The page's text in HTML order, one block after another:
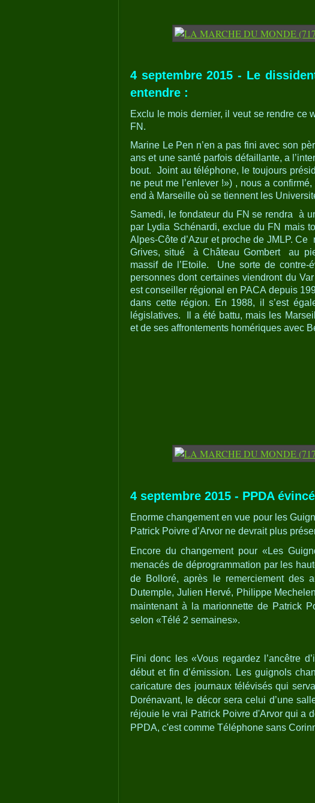
4 septembre 2015 - Le
entendre :
Exclu le mois dernier, il veut se rendre ce
FN.
Marine Le Pen n’en a pas fini avec son
ans et une santé parfois défaillante, a
bout. Joint au téléphone, le toujours
ne peut me l’enlever !») , nous a
end à Marseille où se tiennent les
Samedi, le fondateur du FN se rendra à
par Lydia Schénardi, exclue du FN mais
Alpes-Côte d’Azur et proche de JMLP.
Grives, situé à Château Gombert au
massif de l’Etoile. Une sorte de
personnes dont certaines viendront du
est conseiller régional en PACA depuis
dans cette région. En 1988, il s’est
législatives. Il a été battu, mais les
et de ses affrontements homériques avec
4 septembre 2015 - PPDA
Enorme changement en vue pour les
Patrick Poivre d’Arvor ne devrait plus
Encore du changement pour «Les
menacés de déprogrammation par les
de Bolloré, après le remerciement des
Dutemple, Julien Hervé, Philippe
maintenant à la marionnette de Patrick
selon «Télé 2 semaines».
Fini donc les «Vous regardez l’ancêtre
début et fin d’émission. Les guignols
caricature des journaux télévisés qui
Dorénavant, le décor sera celui d’une
réjouie le vrai Patrick Poivre d'Arvor qui a
PPDA, c'est comme Téléphone sans